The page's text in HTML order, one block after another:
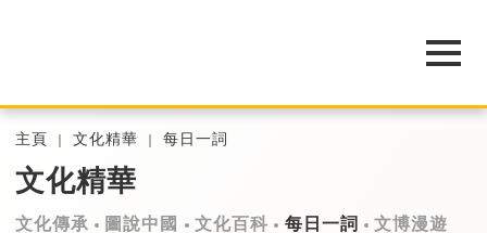
主頁 文化精華 每日一詞
文化精華
文化傳承 圖說中國 文化百科 每日一詞 文博漫遊